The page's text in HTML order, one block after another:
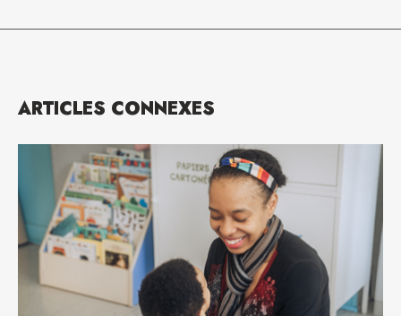
ARTICLES CONNEXES